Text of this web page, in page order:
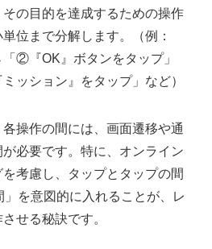
その目的を達成するための操作
位まで分解します。（例：
②『OK』ボタンをタップ」
ッション』をタップ」など）
各操作の間には、画面遷移や通
必要です。特に、オンライン
考慮し、タップとタップの間
を意図的に入れることが、レ
せる秘訣です。